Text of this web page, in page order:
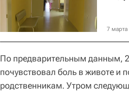
7
По предварительным данным,
почувствовал боль в животе и
родственникам. Утром